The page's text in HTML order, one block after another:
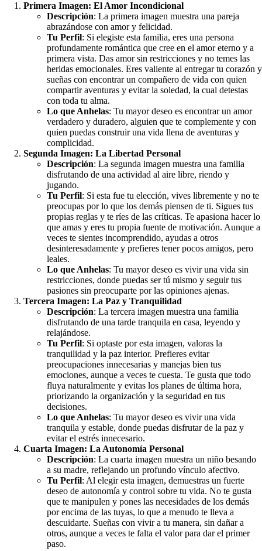
Primera Imagen: El Amor Incondicional
Descripción: La primera imagen muestra una pareja
abrazándose con amor y felicidad.
Tu Perfil: Si elegiste esta familia, eres una persona
profundamente romántica que cree en el amor eterno y a
primera vista. Das amor sin restricciones y no temes las
heridas emocionales. Eres valiente al entregar tu corazón y
sueñas con encontrar un compañero de vida con quien
compartir aventuras y evitar la soledad, la cual detestas
con toda tu alma.
Lo que Anhelas: Tu mayor deseo es encontrar un amor
verdadero y duradero, alguien que te complemente y con
quien puedas construir una vida llena de aventuras y
complicidad.
Segunda Imagen: La Libertad Personal
Descripción: La segunda imagen muestra una familia
disfrutando de una actividad al aire libre, riendo y
jugando.
Tu Perfil: Si esta fue tu elección, vives libremente y no te
preocupas por lo que los demás piensen de ti. Sigues tus
propias reglas y te ríes de las críticas. Te apasiona hacer lo
que amas y eres tu propia fuente de motivación. Aunque a
veces te sientes incomprendido, ayudas a otros
desinteresadamente y prefieres tener pocos amigos, pero
leales.
Lo que Anhelas: Tu mayor deseo es vivir una vida sin
restricciones, donde puedas ser tú mismo y seguir tus
pasiones sin preocuparte por las opiniones ajenas.
Tercera Imagen: La Paz y Tranquilidad
Descripción: La tercera imagen muestra una familia
disfrutando de una tarde tranquila en casa, leyendo y
relajándose.
Tu Perfil: Si optaste por esta imagen, valoras la
tranquilidad y la paz interior. Prefieres evitar
preocupaciones innecesarias y manejas bien tus
emociones, aunque a veces te cuesta. Te gusta que todo
fluya naturalmente y evitas los planes de última hora,
priorizando la organización y la seguridad en tus
decisiones.
Lo que Anhelas: Tu mayor deseo es vivir una vida
tranquila y estable, donde puedas disfrutar de la paz y
evitar el estrés innecesario.
Cuarta Imagen: La Autonomía Personal
Descripción: La cuarta imagen muestra un niño besando
a su madre, reflejando un profundo vínculo afectivo.
Tu Perfil: Al elegir esta imagen, demuestras un fuerte
deseo de autonomía y control sobre tu vida. No te gusta
que te manipulen y pones las necesidades de los demás
por encima de las tuyas, lo que a menudo te lleva a
descuidarte. Sueñas con vivir a tu manera, sin dañar a
otros, aunque a veces te falta el valor para dar el primer
paso.